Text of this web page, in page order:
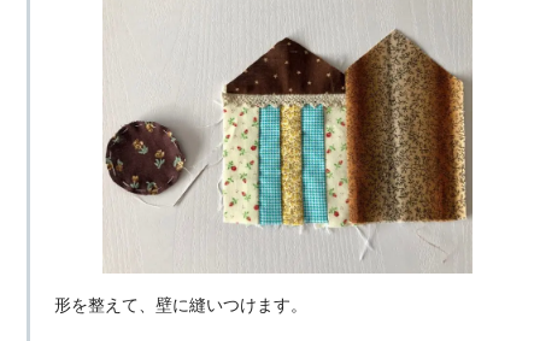
形を整えて、壁に縫いつけます。